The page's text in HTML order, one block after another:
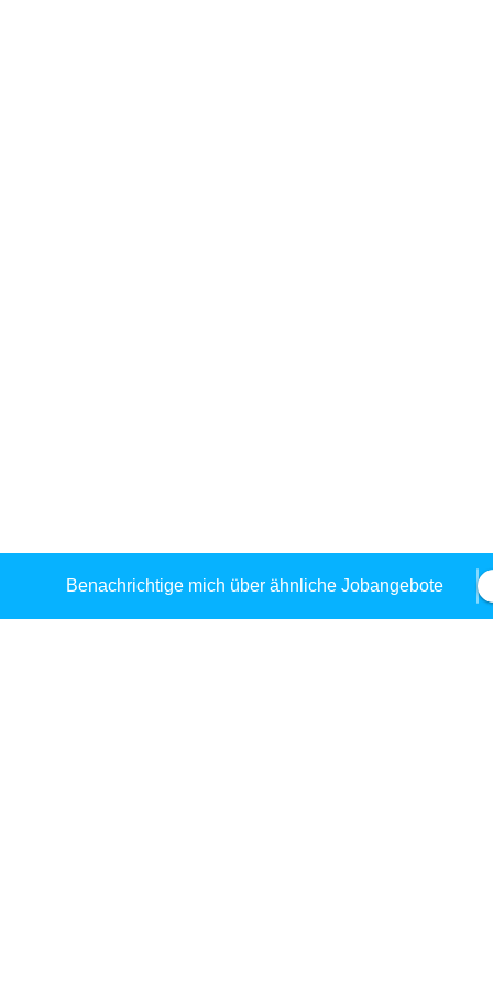
Benachrichtige mich über ähnliche Jobangebote